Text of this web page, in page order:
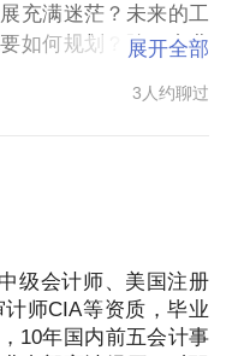
到的考试的得与失，
充满迷茫？未来的工
如何规划？除了专业
踩过的坑为你铺平未
展开全部
3人约聊过
级会计师、美国注册
师CIA等资质，毕业
10年国内前五会计事